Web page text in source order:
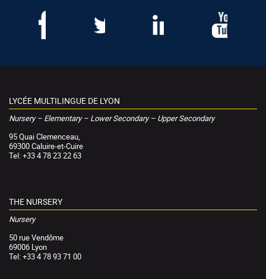
LYCÉE MULTILINGUE DE LYON
Nursery – Elementary – Lower Secondary – Upper Secondary
95 Quai Clemenceau,
69300 Caluire-et-Cuire
Tel: +33 4 78 23 22 63
THE NURSERY
Nursery
50 rue Vendôme
69006 Lyon
Tel: +33 4 78 93 71 00